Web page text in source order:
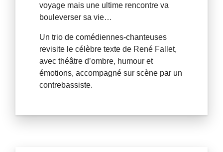
voyage mais une ultime rencontre va
bouleverser sa vie…
Un trio de comédiennes-chanteuses
revisite le célèbre texte de René Fallet,
avec théâtre d’ombre, humour et
émotions, accompagné sur scène par un
contrebassiste.